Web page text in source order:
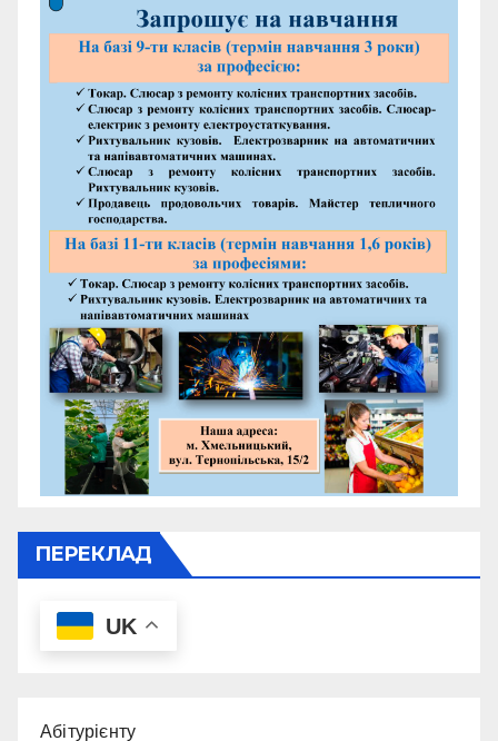
ПЕРЕКЛАД
UK
Абітурієнту